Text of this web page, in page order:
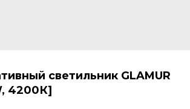
светильник GLAMUR
4200К]